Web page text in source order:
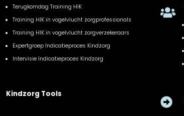
Terugkomdag Training HIK
Training HIK in vogelvlucht zorgprofessionals
Training HIK in vogelvlucht zorgverzekeraars
Expertgroep Indicatieproces Kindzorg
Intervisie Indicatieproces Kindzorg
Kindzorg Tools

